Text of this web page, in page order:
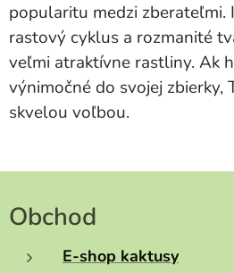
popularitu medzi zberateľmi.
rastový cyklus a rozmanité
veľmi atraktívne rastliny. Ak
výnimočné do svojej zbierky,
skvelou voľbou.
Obchod
E-shop kaktusy